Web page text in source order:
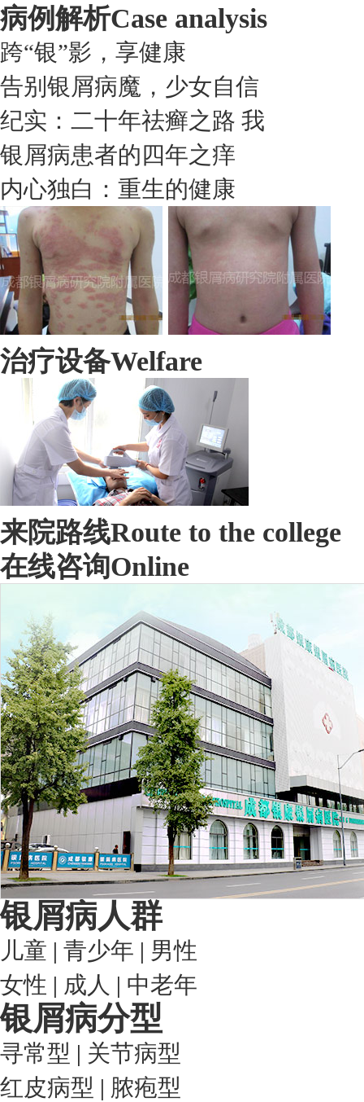
病例解析Case analysis
跨“银”影，享健康
告别银屑病魔，少女自信
纪实：二十年祛癣之路 我
银屑病患者的四年之痒
内心独白：重生的健康
治疗设备Welfare
来院路线Route to the college
在线咨询Online
银屑病人群
儿童 | 青少年 | 男性
女性 | 成人 | 中老年
银屑病分型
寻常型 | 关节病型
红皮病型 | 脓疱型